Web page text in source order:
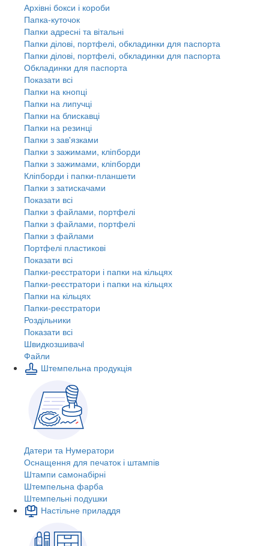
Архівні бокси і короби
Папка-куточок
Папки адресні та вітальні
Папки ділові, портфелі, обкладинки для паспорта
Папки ділові, портфелі, обкладинки для паспорта
Обкладинки для паспорта
Показати всі
Папки на кнопці
Папки на липучці
Папки на блискавці
Папки на резинці
Папки з зав'язками
Папки з зажимами, кліпборди
Папки з зажимами, кліпборди
Кліпборди і папки-планшети
Папки з затискачами
Показати всі
Папки з файлами, портфелі
Папки з файлами, портфелі
Папки з файлами
Портфелі пластикові
Показати всі
Папки-реєстратори і папки на кільцях
Папки-реєстратори і папки на кільцях
Папки на кільцях
Папки-реєстратори
Роздільники
Показати всі
Швидкозшивачi
Файли
Штемпельна продукція
Датери та Нумератори
Оснащення для печаток і штампів
Штампи самонабірні
Штемпельна фарба
Штемпельні подушки
Настільне приладдя